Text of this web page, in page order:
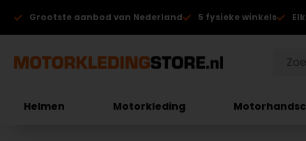
Grootste aanbod van Nederland 5 fysieke winkels
Helmen Motorkleding